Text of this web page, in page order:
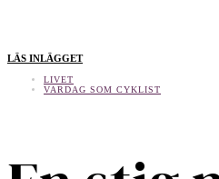
LÄS INLÄGGET
LIVET
VARDAG SOM CYKLIST